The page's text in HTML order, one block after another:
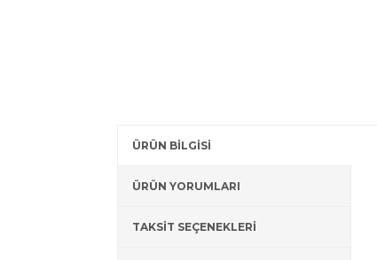
ÜRÜN BİLGİSİ
ÜRÜN YORUMLARI
TAKSİT SEÇENEKLERİ